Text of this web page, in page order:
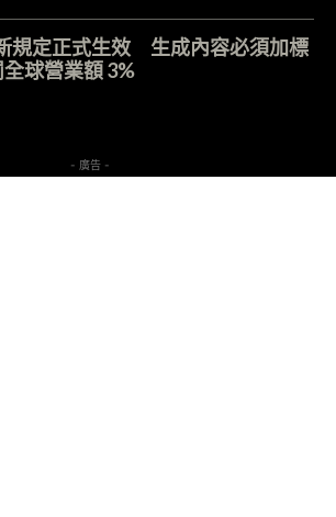
規定正式生效 生成內容必須加標
球營業額 3%
- 廣告 -